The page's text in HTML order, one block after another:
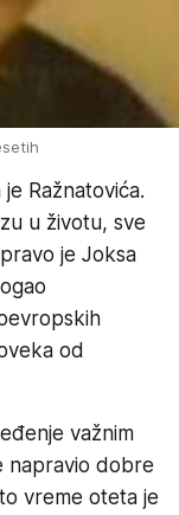
Ražnatovića.
u životu, sve
je Joksa
od
važnim
napravio dobre
vreme oteta je